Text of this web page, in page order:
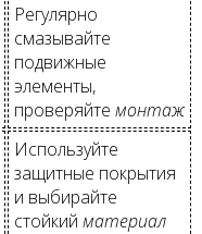
Регулярно
смазывайте
подвижные
элементы,
проверяйте монтаж
Используйте
защитные покрытия
и выбирайте
стойкий материал